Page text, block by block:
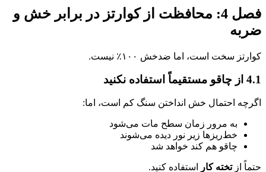
فصل 4: محافظت از کوارتز در برابر خش و
ضربه
کوارتز سخت است، اما ضدخش ۱۰۰٪ نیست.
4.1 از چاقو مستقیماً استفاده نکنید
اگرچه احتمال خش انداختن سنگ کم است، اما:
به مرور زمان سطح مات می‌شود
خط‌ریزها زیر نور دیده می‌شوند
چاقو هم کند خواهد شد
حتماً ازتخته کار استفاده کنید.